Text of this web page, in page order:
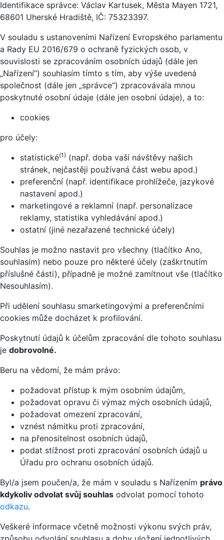
Identifikace správce: Václav Kartusek, Města Mayen 1721,
68601 Uherské Hradiště, IČ: 75323397.
V souladu s ustanoveními Nařízení Evropského parlamentu
a Rady EU 2016/679 o ochraně fyzických osob, v
souvislosti se zpracováním osobních údajů (dále jen
„Nařízení“) souhlasím tímto s tím, aby výše uvedená
společnost (dále jen „správce“) zpracovávala mnou
poskytnuté osobní údaje (dále jen osobní údaje), a to:
cookies
pro účely:
statistické(1) (např. doba vaší návštěvy našich
stránek, nejčastěji používaná část webu apod.)
preferenční (např. identifikace prohlížeče, jazykové
nastavení apod.)
marketingové a reklamní (např. personalizace
reklamy, statistika vyhledávání apod.)
ostatní (jiné nezařazené technické účely)
Souhlas je možno nastavit pro všechny (tlačítko Ano,
souhlasím) nebo pouze pro některé účely (zaškrtnutím
příslušné části), případně je možné zamítnout vše (tlačítko
Nesouhlasím).
Při udělení souhlasu smarketingovými a preferenčními
cookies může docházet k profilování.
Poskytnutí údajů k účelům zpracování dle tohoto souhlasu
je dobrovolné.
Beru na vědomí, že mám právo:
požadovat přístup k mým osobním údajům,
požadovat opravu či výmaz mých osobních údajů,
požadovat omezení zpracování,
vznést námitku proti zpracování,
na přenositelnost osobních údajů,
podat stížnost proti zpracování osobních údajů u
Úřadu pro ochranu osobních údajů.
Byl/a jsem poučen/a, že mám v souladu s Nařízením právo
kdykoliv odvolat svůj souhlas odvolat pomocí tohoto
odkazu.
Veškeré informace včetně možnosti výkonu svých práv,